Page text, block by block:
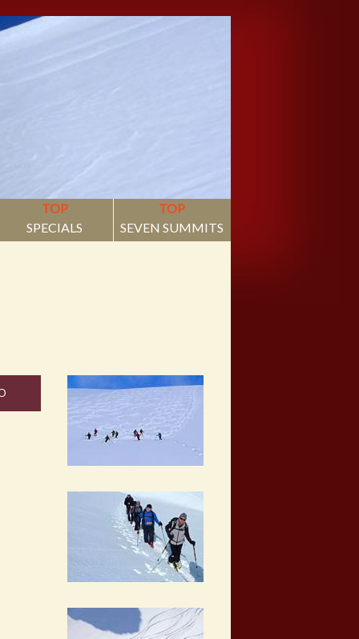
TOP
SPECIALS
TOP
SEVEN SUMMITS